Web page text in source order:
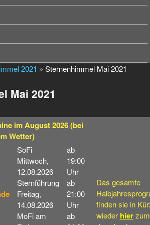
2021 » Sternenhimmel Mai 2021
Mai 2021
im August 2026(bei
Wetter)
SoFi
Mittwoch,
12.08.2026
Sternführung
Freitag,
14.08.2026
MoFi am
ab
19:00
Uhr
ab
21:00
Uhr
ab
Das gesamte
finden sie in
wieder hierzum